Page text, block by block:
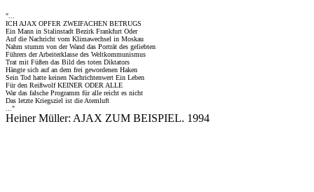
"...
ICH AJAX OPFER ZWEIFACHEN BETRUGS
Ein Mann in Stalinstadt Bezirk Frankfurt Oder
Auf die Nachricht vom Klimawechsel in Moskau
Nahm stumm von der Wand das Porträt des geliebten
Führers der Arbeiterklasse des Weltkommunismus
Trat mit Füßen das Bild des toten Diktators
Hängte sich auf an dem frei gewordenen Haken
Sein Tod hatte keinen Nachrichtenwert Ein Leben
Für den Reißwolf KEINER ODER ALLE
War das falsche Programm für alle reicht es nicht
Das letzte Kriegsziel ist die Atemluft
..."
Heiner Müller: AJAX ZUM BEISPIEL. 1994